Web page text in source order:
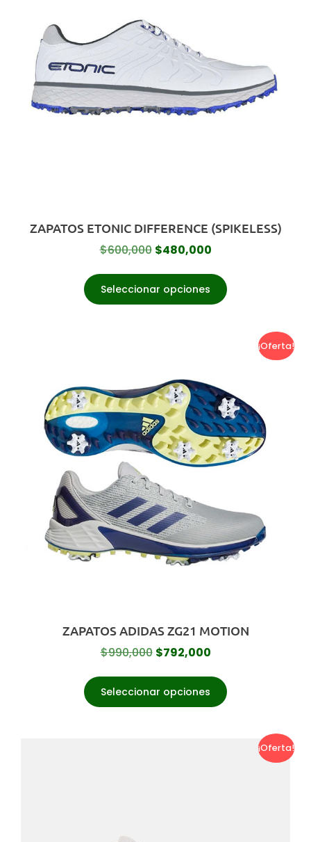
ZAPATOS ETONIC DIFFERENCE (SPIKELESS)
$600,000 $480,000
Seleccionar opciones
¡Oferta!
ZAPATOS ADIDAS ZG21 MOTION
$990,000 $792,000
Seleccionar opciones
¡Oferta!